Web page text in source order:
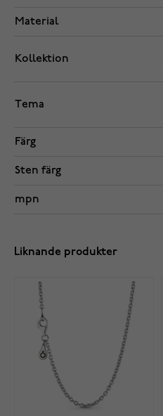
Material
Kollektion
Tema
Färg
Sten färg
mpn
Liknande produkter